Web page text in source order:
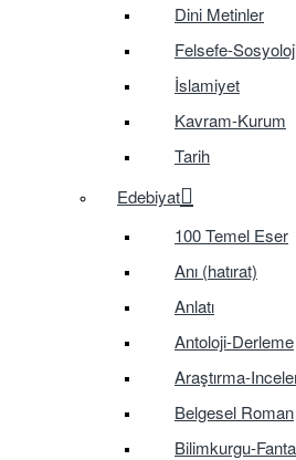
Dini Metinler
Felsefe-
İslamiyet
Kavram-Kurum
Tarih
Edebiyat
100 Temel Eser
Anı (hatırat)
Anlatı
Antoloji-Derleme
Araştırma-
Belgesel Roman
Bilimkurgu-